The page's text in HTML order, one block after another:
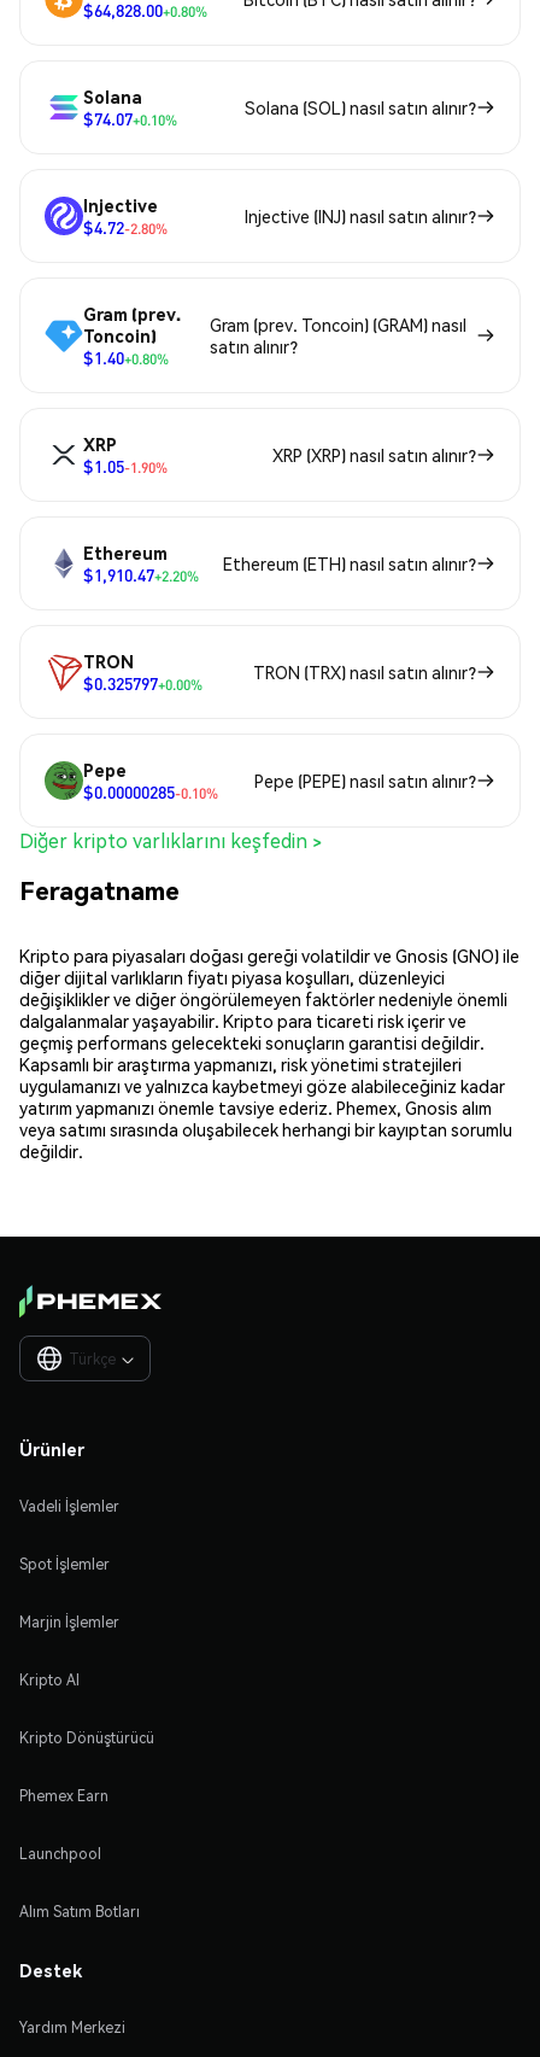
$64,828.00+0.80%
Solana
$74.07+0.10%
Solana (SOL) nasıl satın alınır?
Injective
$4.72-2.80%
Injective (INJ) nasıl satın alınır?
Gram (prev.
Toncoin)
$1.40+0.80%
Gram (prev. Toncoin) (GRAM) nasıl
satın alınır?
XRP
$1.05-1.90%
XRP (XRP) nasıl satın alınır?
Ethereum
$1,910.47+2.20%
Ethereum (ETH) nasıl satın alınır?
TRON
$0.325797+0.00%
TRON (TRX) nasıl satın alınır?
Pepe
$0.00000285-0.10%
Pepe (PEPE) nasıl satın alınır?
Diğer kripto varlıklarını keşfedin >
Feragatname
Kripto para piyasaları doğası gereği volatildir ve Gnosis (GNO) ile
diğer dijital varlıkların fiyatı piyasa koşulları, düzenleyici
değişiklikler ve diğer öngörülemeyen faktörler nedeniyle önemli
dalgalanmalar yaşayabilir. Kripto para ticareti risk içerir ve
geçmiş performans gelecekteki sonuçların garantisi değildir.
Kapsamlı bir araştırma yapmanızı, risk yönetimi stratejileri
uygulamanızı ve yalnızca kaybetmeyi göze alabileceğiniz kadar
yatırım yapmanızı önemle tavsiye ederiz. Phemex, Gnosis alım
veya satımı sırasında oluşabilecek herhangi bir kayıptan sorumlu
değildir.
Türkçe 
Ürünler
Vadeli İşlemler
Spot İşlemler
Marjin İşlemler
Kripto Al
Kripto Dönüştürücü
Phemex Earn
Launchpool
Alım Satım Botları
Destek
Yardım Merkezi